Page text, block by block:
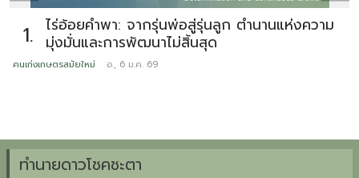
1.
ไร่อ้อยคำพา: จากรุ่นพ่อสู่รุ่นลูก ตำนานแห่งความ
มุ่งมั่นและการพัฒนาไม่สิ้นสุด
คนเก่งเกษตรสมัยใหม่
อ., 6 ม.ค. 69
ทำนายดาวโชคชะตา